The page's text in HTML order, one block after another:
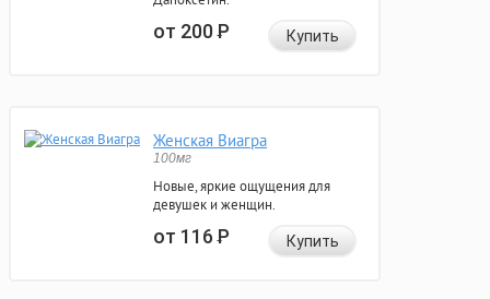
от 200Р Купить
Женская Виагра
100мг
Новые, яркие ощущения для
девушек и женщин.
от 116Р Купить